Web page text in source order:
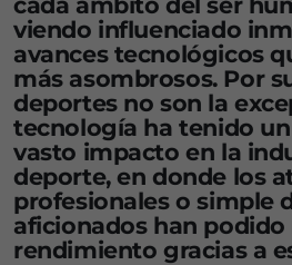
viendo influenciado
avances tecnológicos
más asombrosos. Por
deportes no son la
tecnología ha tenido
vasto impacto en la
deporte, en donde los
profesionales o simple
aficionados han podido
rendimiento gracias a